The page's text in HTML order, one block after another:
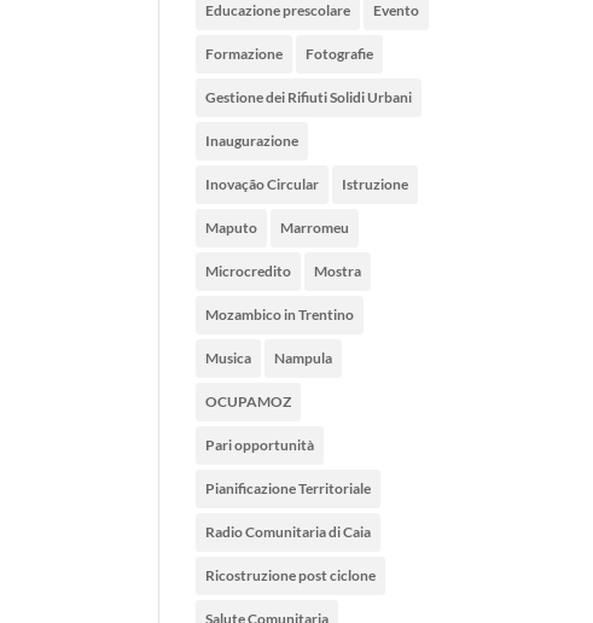
Educazione prescolare Evento
Formazione Fotografie
Gestione dei Rifiuti Solidi Urbani
Inaugurazione
Inovação Circular Istruzione
Maputo Marromeu
Microcredito Mostra
Mozambico in Trentino
Musica Nampula
OCUPAMOZ
Pari opportunità
Pianificazione Territoriale
Radio Comunitaria di Caia
Ricostruzione post ciclone
Salute Comunitaria